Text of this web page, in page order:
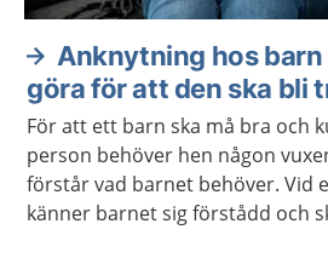
Anknytning hos barn
göra för att den ska bli
För att ett barn ska må bra och
person behöver hen någon
förstår vad barnet behöver. Vid
känner barnet sig förstådd och